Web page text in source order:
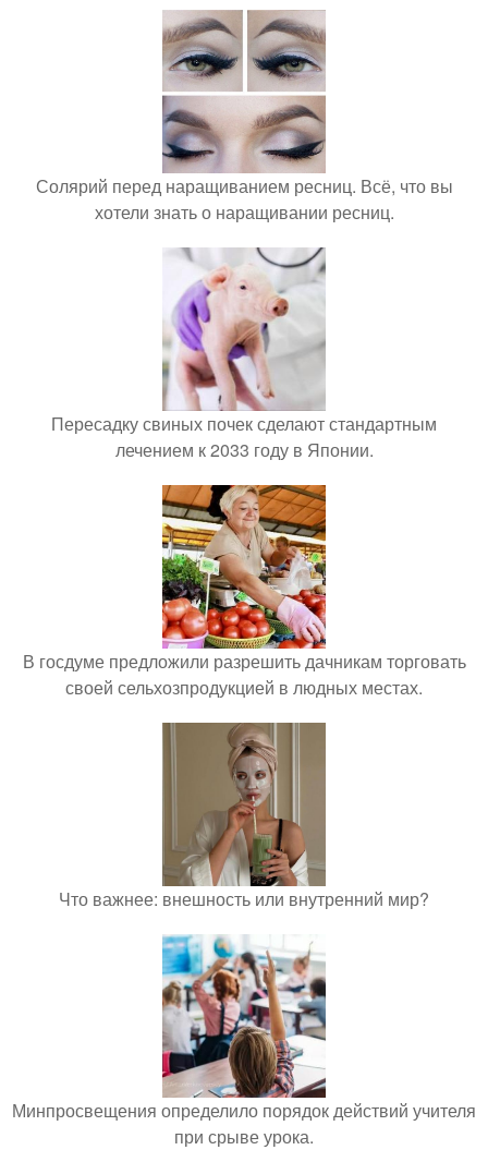
Солярий перед наращиванием ресниц. Всё, что вы
хотели знать о наращивании ресниц.
Пересадку свиных почек сделают стандартным
лечением к 2033 году в Японии.
В госдуме предложили разрешить дачникам торговать
своей сельхозпродукцией в людных местах.
Что важнее: внешность или внутренний мир?
Минпросвещения определило порядок действий учителя
при срыве урока.